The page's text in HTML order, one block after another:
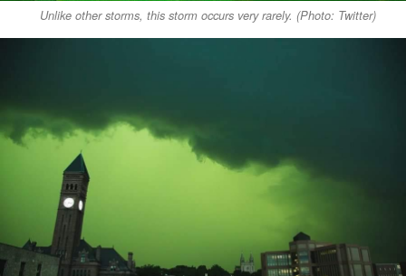
Unlike other storms, this storm occurs very rarely. (Photo: Twitter)